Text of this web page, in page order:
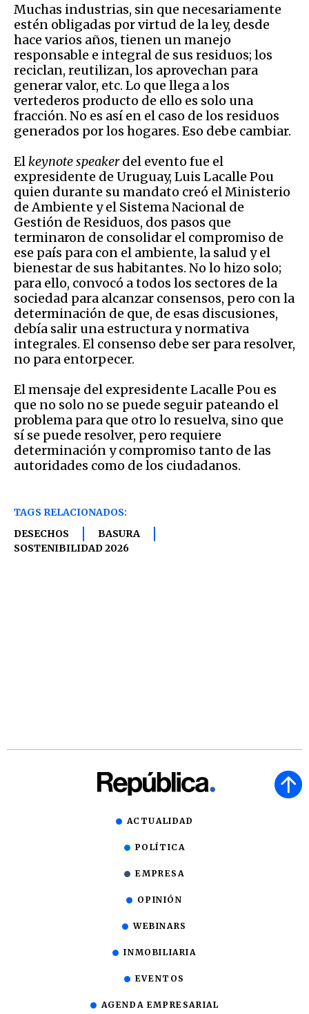
Muchas industrias, sin que necesariamente
estén obligadas por virtud de la ley, desde
hace varios años, tienen un manejo
responsable e integral de sus residuos; los
reciclan, reutilizan, los aprovechan para
generar valor, etc. Lo que llega a los
vertederos producto de ello es solo una
fracción. No es así en el caso de los residuos
generados por los hogares. Eso debe cambiar.
El keynote speakerdel evento fue el
expresidente de Uruguay, Luis Lacalle Pou
quien durante su mandato creó el Ministerio
de Ambiente y el Sistema Nacional de
Gestión de Residuos, dos pasos que
terminaron de consolidar el compromiso de
ese país para con el ambiente, la salud y el
bienestar de sus habitantes. No lo hizo solo;
para ello, convocó a todos los sectores de la
sociedad para alcanzar consensos, pero con la
determinación de que, de esas discusiones,
debía salir una estructura y normativa
integrales. El consenso debe ser para resolver,
no para entorpecer.
El mensaje del expresidente Lacalle Pou es
que no solo no se puede seguir pateando el
problema para que otro lo resuelva, sino que
sí se puede resolver, pero requiere
determinación y compromiso tanto de las
autoridades como de los ciudadanos.
TAGS RELACIONADOS:
DESECHOS
BASURA
SOSTENIBILIDAD 2026
ACTUALIDAD
POLÍTICA
EMPRESA
OPINIÓN
WEBINARS
INMOBILIARIA
EVENTOS
AGENDA EMPRESARIAL